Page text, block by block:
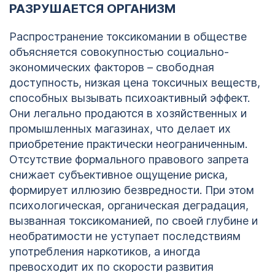
РАЗРУШАЕТСЯ ОРГАНИЗМ
Распространение токсикомании в обществе
объясняется совокупностью социально-
экономических факторов – свободная
доступность, низкая цена токсичных веществ,
способных вызывать психоактивный эффект.
Они легально продаются в хозяйственных и
промышленных магазинах, что делает их
приобретение практически неограниченным.
Отсутствие формального правового запрета
снижает субъективное ощущение риска,
формирует иллюзию безвредности. При этом
психологическая, органическая деградация,
вызванная токсикоманией, по своей глубине и
необратимости не уступает последствиям
употребления наркотиков, а иногда
превосходит их по скорости развития